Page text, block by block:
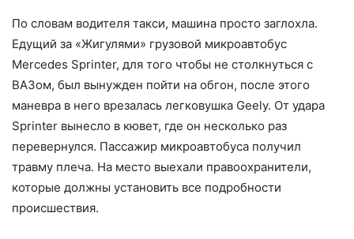
По словам водителя такси, машина просто заглохла.
Едущий за «Жигулями» грузовой микроавтобус
Mercedes Sprinter, для того чтобы не столкнуться с
ВАЗом, был вынужден пойти на обгон, после этого
маневра в него врезалась легковушка Geely. От удара
Sprinter вынесло в кювет, где он несколько раз
перевернулся. Пассажир микроавтобуса получил
травму плеча. На место выехали правоохранители,
которые должны установить все подробности
происшествия.